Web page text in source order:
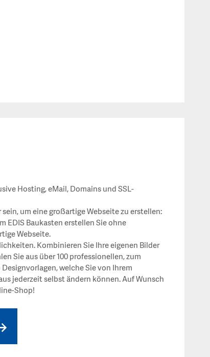
Hosting, eMail, Domains und SSL-
um eine großartige Webseite zu erstellen:
EDIS Baukasten erstellen Sie ohne
Webseite.
Kombinieren Sie Ihre eigenen Bilder
Sie aus über 100 professionellen, zum
welche Sie von Ihrem
jederzeit selbst ändern können.Auf Wunsch
Shop!